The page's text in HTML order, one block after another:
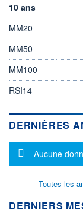
10 ans
MM20
MM50
MM100
RSI14
DERNIÈRES
Message
Aucune
Toutes les
DERNIERS